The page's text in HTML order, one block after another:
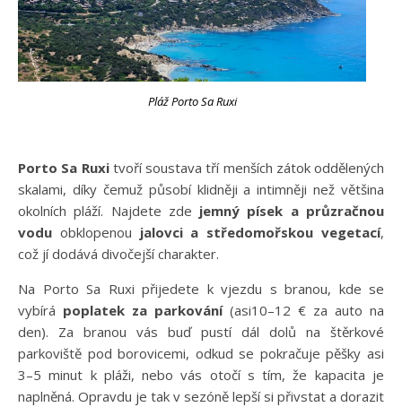
Pláž Porto Sa Ruxi
Porto Sa Ruxitvoří soustava tří menších zátok oddělených
skalami, díky čemuž působí klidněji a intimněji než většina
okolních pláží. Najdete zde jemný písek a průzračnou
vodu obklopenou jalovci a středomořskou vegetací,
což jí dodává divočejší charakter.
Na Porto Sa Ruxi přijedete k vjezdu s branou, kde se
vybírá poplatek za parkování(asi10–12 € za auto na
den). Za branou vás buď pustí dál dolů na štěrkové
parkoviště pod borovicemi, odkud se pokračuje pěšky asi
3–5 minut k pláži, nebo vás otočí s tím, že kapacita je
naplněná. Opravdu je tak v sezóně lepší si přivstat a dorazit